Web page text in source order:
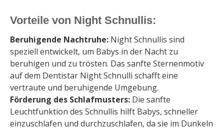
Vorteile von Night Schnullis:
Beruhigende Nachtruhe: Night Schnullis sind
speziell entwickelt, um Babys in der Nacht zu
beruhigen und zu trösten. Das sanfte Sternenmotiv
auf dem Dentistar Night Schnulli schafft eine
vertraute und beruhigende Umgebung.
Förderung des Schlafmusters: Die sanfte
Leuchtfunktion des Schnullis hilft Babys, schneller
einzuschlafen und durchzuschlafen, da sie im Dunkeln